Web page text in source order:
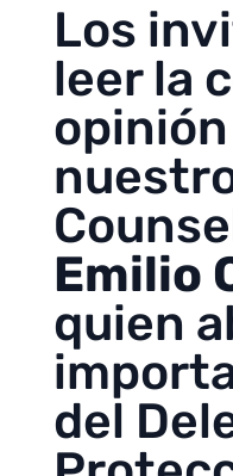
Los
leer la
Emilio
quien
del